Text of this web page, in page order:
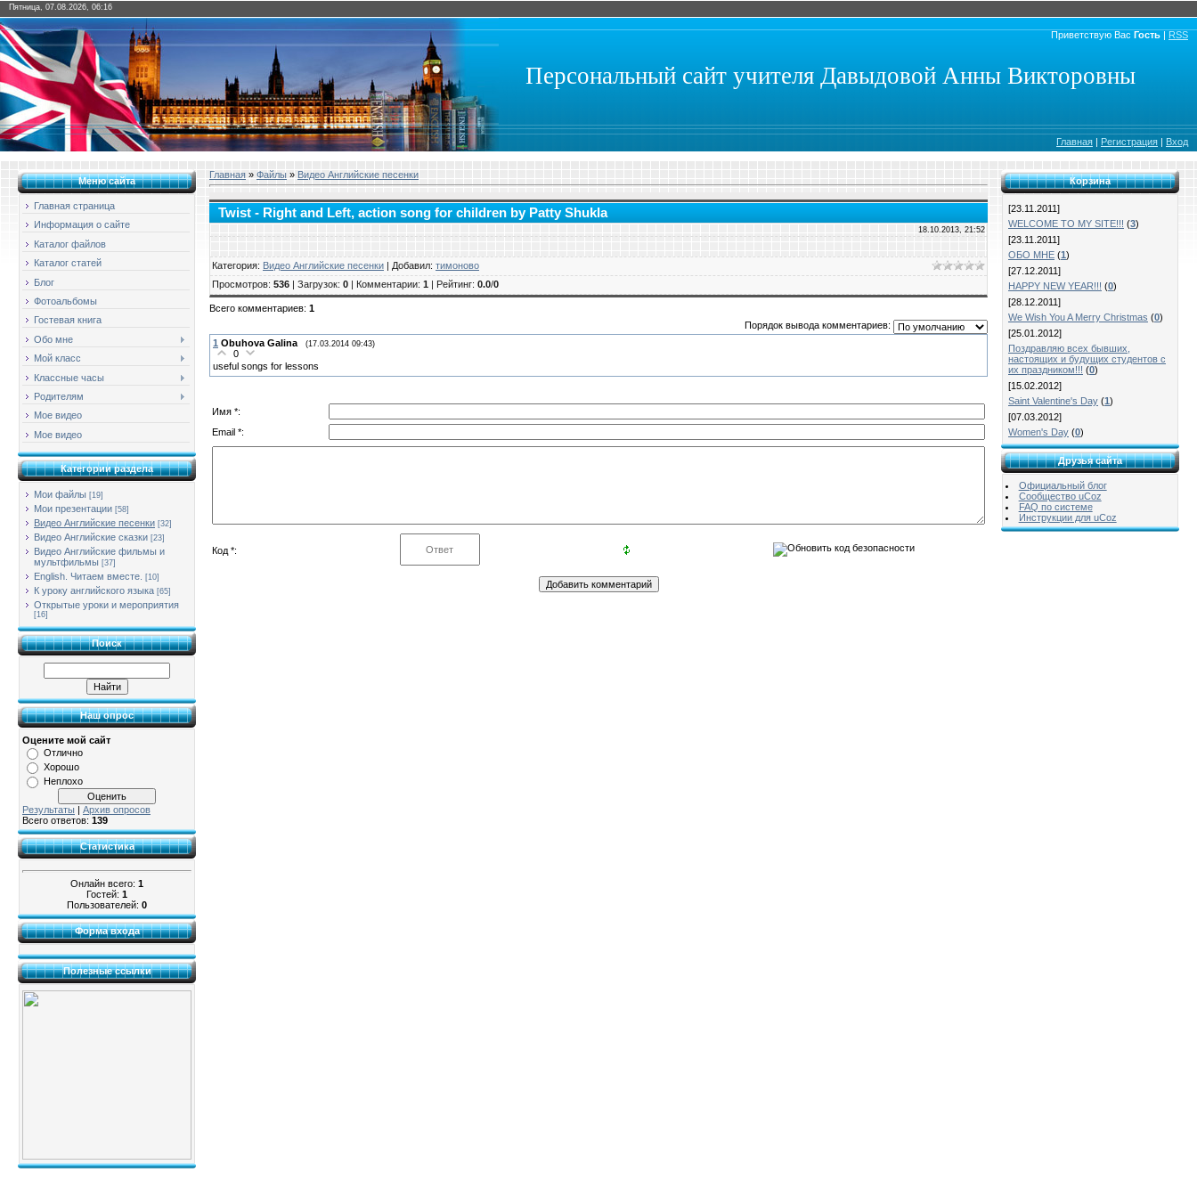
Пятница, 07.08.2026, 06:16
Приветствую Вас Гость | RSS
Персональный сайт учителя Давыдовой Анны Викторовны
Главная | Регистрация | Вход
Меню сайта
Главная страница
Информация о сайте
Каталог файлов
Каталог статей
Блог
Фотоальбомы
Гостевая книга
Обо мне
Мой класс
Классные часы
Родителям
Мое видео
Мое видео
Категории раздела
Мои файлы [19]
Мои презентации [58]
Видео Английские песенки [32]
Видео Английские сказки [23]
Видео Английские фильмы и
мультфильмы [37]
English. Читаем вместе. [10]
К уроку английского языка [65]
Открытые уроки и мероприятия
[16]
Поиск
Наш опрос
Оцените мой сайт
Отлично
Хорошо
Неплохо
Результаты | Архив опросов
Всего ответов: 139
Статистика
Онлайн всего: 1
Гостей: 1
Пользователей: 0
Форма входа
Полезные ссылки
Главная » Файлы » Видео Английские песенки
Twist - Right and Left, action song for children by Patty Shukla
18.10.2013, 21:52
Категория: Видео Английские песенки | Добавил: тимоново
Просмотров: 536 | Загрузок: 0 | Комментарии: 1 | Рейтинг: 0.0/0
Всего комментариев: 1
Порядок вывода комментариев:
1 Obuhova Galina (17.03.2014 09:43)
0
useful songs for lessons
Имя *:
Email *:
Код *:
Корзина
[23.11.2011]
WELCOME TO MY SITE!!! (3)
[23.11.2011]
ОБО МНЕ (1)
[27.12.2011]
HAPPY NEW YEAR!!! (0)
[28.12.2011]
We Wish You A Merry Christmas (0)
[25.01.2012]
Поздравляю всех бывших,
настоящих и будущих студентов с
их праздником!!! (0)
[15.02.2012]
Saint Valentine's Day (1)
[07.03.2012]
Women's Day (0)
Друзья сайта
Официальный блог
Сообщество uCoz
FAQ по системе
Инструкции для uCoz